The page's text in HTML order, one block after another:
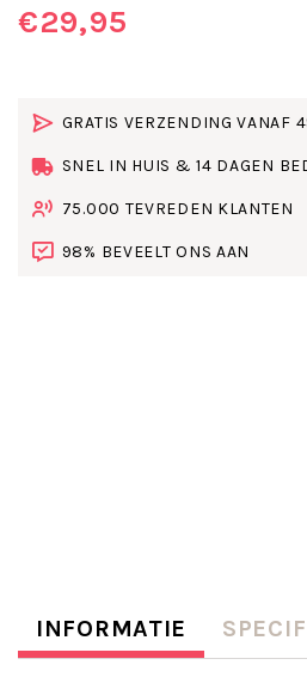
€29,95
GRATIS VERZENDING VANAF
SNEL IN HUIS & 14 DAGEN
75.000 TEVREDEN KLANTEN
98% BEVEELT ONS AAN
INFORMATIE